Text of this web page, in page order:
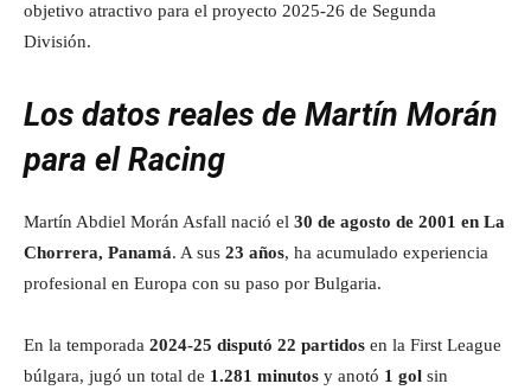
objetivo atractivo para el proyecto 2025‑26 de Segunda
División.
Los datos reales de Martín Morán
para el Racing
Martín Abdiel Morán Asfall nació el 30 de agosto de 2001 en La
Chorrera, Panamá. A sus 23 años, ha acumulado experiencia
profesional en Europa con su paso por Bulgaria.
En la temporada 2024‑25 disputó 22 partidos en la First League
búlgara, jugó un total de 1.281 minutos y anotó 1 gol sin